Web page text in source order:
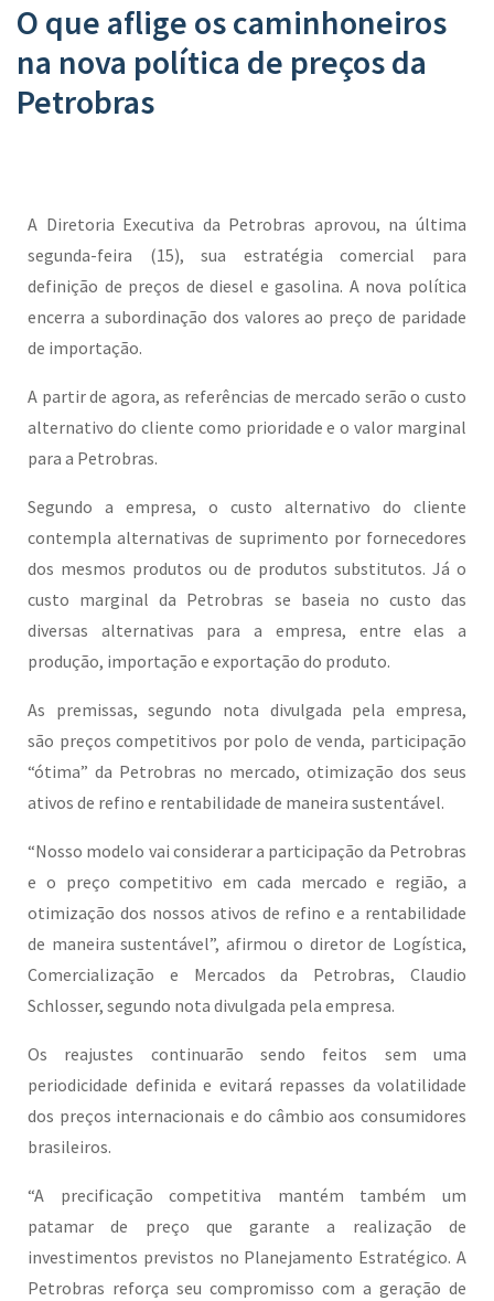
O que aflige os caminhoneiros
na nova política de preços da
Petrobras
A Diretoria Executiva da Petrobras aprovou, na última
segunda-feira (15), sua estratégia comercial para
definição de preços de diesel e gasolina. A nova política
encerra a subordinação dos valores ao preço de paridade
de importação.
A partir de agora, as referências de mercado serão o custo
alternativo do cliente como prioridade e o valor marginal
para a Petrobras.
Segundo a empresa, o custo alternativo do cliente
contempla alternativas de suprimento por fornecedores
dos mesmos produtos ou de produtos substitutos. Já o
custo marginal da Petrobras se baseia no custo das
diversas alternativas para a empresa, entre elas a
produção, importação e exportação do produto.
As premissas, segundo nota divulgada pela empresa,
são preços competitivos por polo de venda, participação
“ótima” da Petrobras no mercado, otimização dos seus
ativos de refino e rentabilidade de maneira sustentável.
“Nosso modelo vai considerar a participação da Petrobras
e o preço competitivo em cada mercado e região, a
otimização dos nossos ativos de refino e a rentabilidade
de maneira sustentável”, afirmou o diretor de Logística,
Comercialização e Mercados da Petrobras, Claudio
Schlosser, segundo nota divulgada pela empresa.
Os reajustes continuarão sendo feitos sem uma
periodicidade definida e evitará repasses da volatilidade
dos preços internacionais e do câmbio aos consumidores
brasileiros.
“A precificação competitiva mantém também um
patamar de preço que garante a realização de
investimentos previstos no Planejamento Estratégico. A
Petrobras reforça seu compromisso com a geração de